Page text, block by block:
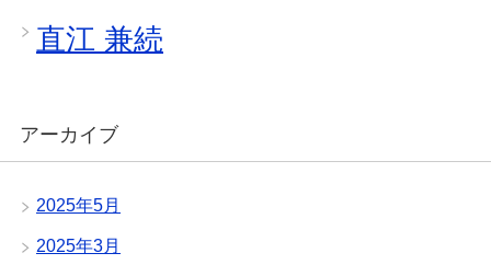
直江 兼続
アーカイブ
2025年5月
2025年3月